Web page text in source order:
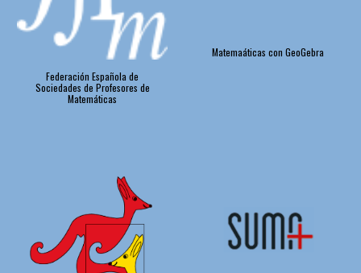
Federación Española de
Sociedades de Profesores de
Matemáticas
Matemaáticas con GeoGebra